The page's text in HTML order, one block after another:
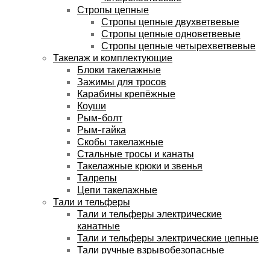
Стропы цепные
Стропы цепные двухветвевые
Стропы цепные одноветвевые
Стропы цепные четырехветвевые
Такелаж и комплектующие
Блоки такелажные
Зажимы для тросов
Карабины крепёжные
Коуши
Рым-болт
Рым-гайка
Скобы такелажные
Стальные тросы и канаты
Такелажные крюки и звенья
Талрепы
Цепи такелажные
Тали и тельферы
Тали и тельферы электрические
канатные
Тали и тельферы электрические цепные
Тали ручные взрывобезопасные